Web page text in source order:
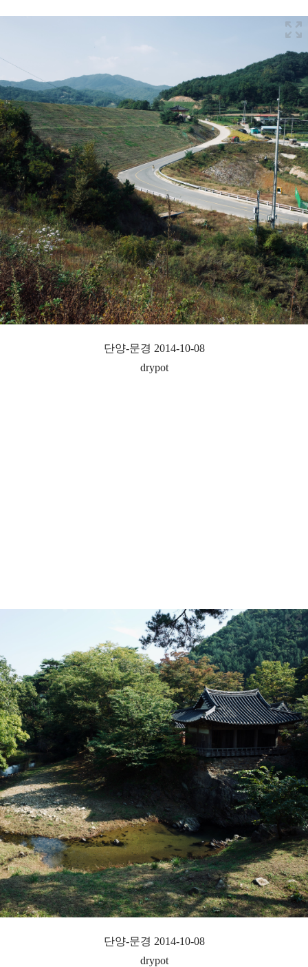
단양-문경 2014-10-08
drypot
단양-문경 2014-10-08
drypot